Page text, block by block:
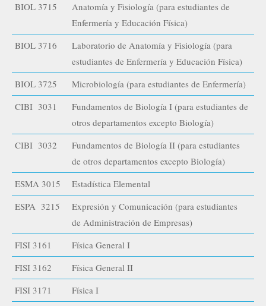
BIOL 3715
Anatomía y Fisiología (para estudiantes de
Enfermería y Educación Física)
BIOL 3716
Laboratorio de Anatomía y Fisiología (para
estudiantes de Enfermería y Educación Física)
BIOL 3725
Microbiología (para estudiantes de Enfermería)
CIBI 3031
Fundamentos de Biología I (para estudiantes de
otros departamentos excepto Biología)
CIBI 3032
Fundamentos de Biología II (para estudiantes
de otros departamentos excepto Biología)
ESMA 3015
Estadística Elemental
ESPA 3215
Expresión y Comunicación (para estudiantes
de Administración de Empresas)
FISI 3161
Física General I
FISI 3162
Física General II
FISI 3171
Física I